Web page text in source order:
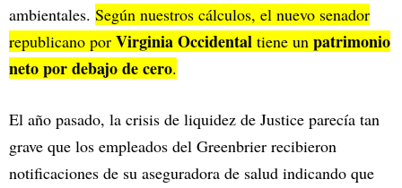
ambientales. Según nuestros cálculos, el nuevo senador
republicano por Virginia Occidental tiene un patrimonio
neto por debajo de cero.
El año pasado, la crisis de liquidez de Justice parecía tan
grave que los empleados del Greenbrier recibieron
notificaciones de su aseguradora de salud indicando que